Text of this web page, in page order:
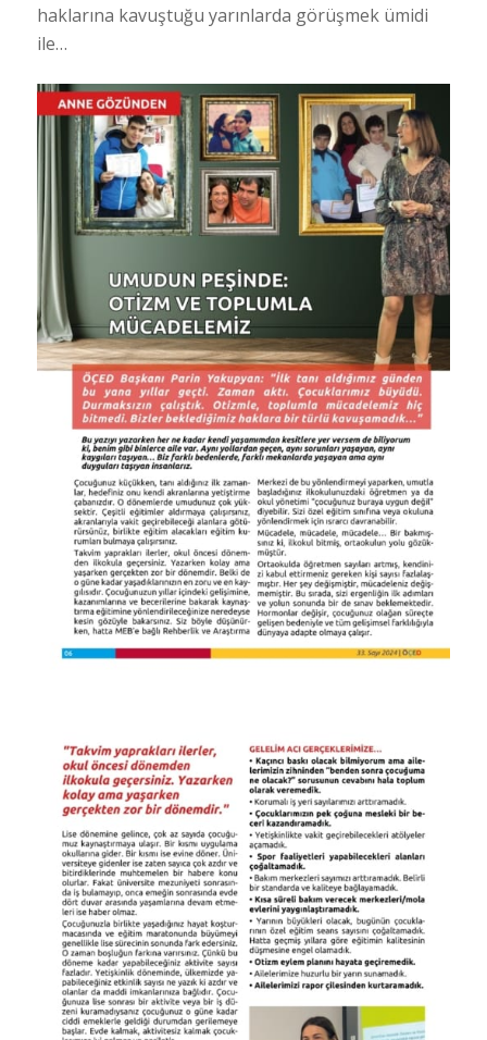
haklarına kavuştuğu yarınlarda görüşmek ümidi
ile…